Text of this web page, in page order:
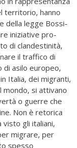
territorio, hanno
della legge Bossi-
iniziative pro-
di clandestinità,
il traffico di
di asilo europeo,
Italia, dei migranti,
mondo, si attivano
o guerre che
Non è retorica
gli italiani,
migrare, per
spesso